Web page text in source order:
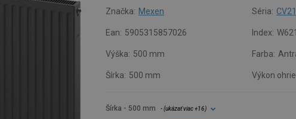
Značka: Mexen Séria: CV21
Ean: 5905315857026 Index:
Výška: 500 mm Farba:
Šírka: 500 mm Výkon
Šírka - 500 mm - (ukázať viac+16)